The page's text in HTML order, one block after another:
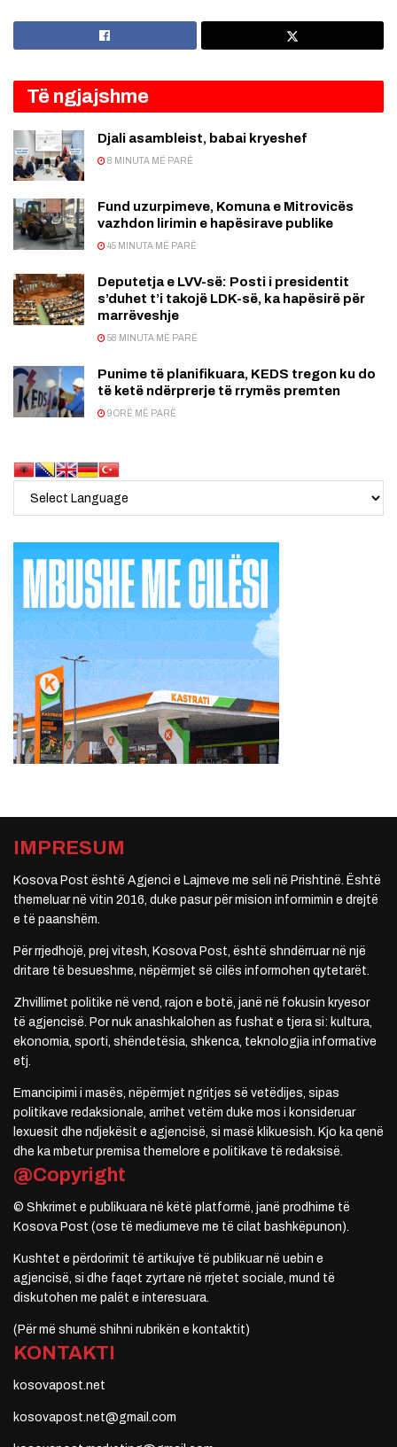
Të ngjajshme
Djali asambleist, babai kryeshef
8 MINUTA MË PARË
Fund uzurpimeve, Komuna e Mitrovicës
vazhdon lirimin e hapësirave publike
45 MINUTA MË PARË
Deputetja e LVV-së: Posti i presidentit
s’duhet t’i takojë LDK-së, ka hapësirë për
marrëveshje
58 MINUTA MË PARË
Punime të planifikuara, KEDS tregon ku do
të ketë ndërprerje të rrymës premten
9 ORË MË PARË
IMPRESUM
Kosova Post është Agjenci e Lajmeve me seli në Prishtinë. Është
themeluar në vitin 2016, duke pasur për mision informimin e drejtë
e të paanshëm.
Për rrjedhojë, prej vitesh, Kosova Post, është shndërruar në një
dritare të besueshme, nëpërmjet së cilës informohen qytetarët.
Zhvillimet politike në vend, rajon e botë, janë në fokusin kryesor
të agjencisë. Por nuk anashkalohen as fushat e tjera si: kultura,
ekonomia, sporti, shëndetësia, shkenca, teknologjia informative
etj.
Emancipimi i masës, nëpërmjet ngritjes së vetëdijes, sipas
politikave redaksionale, arrihet vetëm duke mos i konsideruar
lexuesit dhe ndjekësit e agjencisë, si masë klikuesish. Kjo ka qenë
dhe ka mbetur premisa themelore e politikave të redaksisë.
@Copyright
© Shkrimet e publikuara në këtë platformë, janë prodhime të
Kosova Post (ose të mediumeve me të cilat bashkëpunon).
Kushtet e përdorimit të artikujve të publikuar në uebin e
agjencisë, si dhe faqet zyrtare në rrjetet sociale, mund të
diskutohen me palët e interesuara.
(Për më shumë shihni rubrikën e kontaktit)
KONTAKTI
kosovapost.net
kosovapost.net@gmail.com